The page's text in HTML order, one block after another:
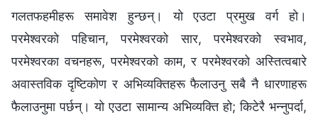
गलतफहमीहरू समावेश हुन्छन्। यो एउटा प्रमुख वर्ग हो।
परमेश्‍वरको पहिचान, परमेश्‍वरको सार, परमेश्‍वरको स्वभाव,
परमेश्‍वरका वचनहरू, परमेश्‍वरको काम, र परमेश्‍वरको अस्तित्वबारे
अवास्तविक दृष्टिकोण र अभिव्यक्तिहरू फैलाउनु सबै नै धारणाहरू
फैलाउनुमा पर्छन्। यो एउटा सामान्य अभिव्यक्ति हो; किटेरै भन्नुपर्दा,